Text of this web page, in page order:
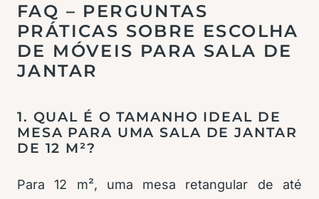
FAQ – PERGUNTAS
PRÁTICAS SOBRE ESCOLHA
DE MÓVEIS PARA SALA DE
JANTAR
1. QUAL É O TAMANHO IDEAL DE
MESA PARA UMA SALA DE JANTAR
DE 12 M²?
Para 12 m², uma mesa retangular de até